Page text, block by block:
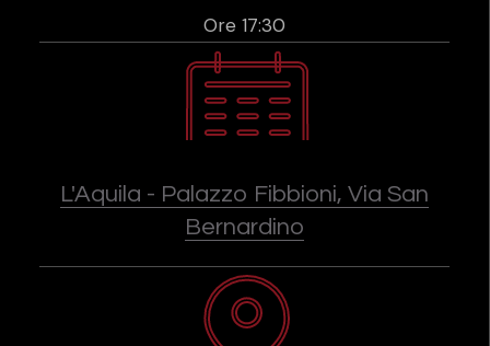
Ore 17:30
L'Aquila - Palazzo Fibbioni, Via San
Bernardino